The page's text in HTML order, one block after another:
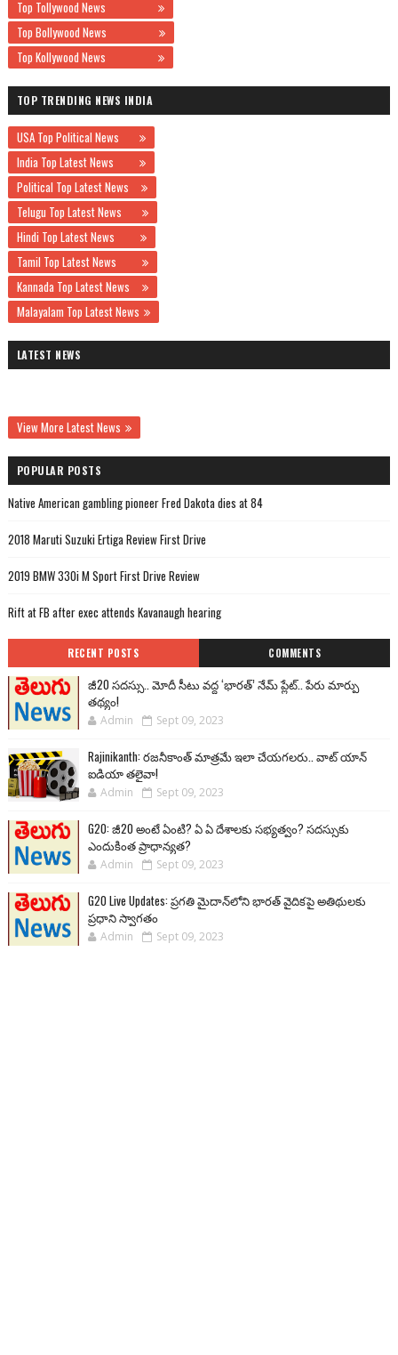
Top Tollywood News
Top Bollywood News
Top Kollywood News
TOP TRENDING NEWS INDIA
USA Top Political News
India Top Latest News
Political Top Latest News
Telugu Top Latest News
Hindi Top Latest News
Tamil Top Latest News
Kannada Top Latest News
Malayalam Top Latest News
LATEST NEWS
View More Latest News
POPULAR POSTS
Native American gambling pioneer Fred Dakota dies at 84
2018 Maruti Suzuki Ertiga Review First Drive
2019 BMW 330i M Sport First Drive Review
Rift at FB after exec attends Kavanaugh hearing
RECENT POSTS COMMENTS
జీ20 సదస్సు.. మోదీ సీటు వద్ద ‘భారత్’ నేమ్ ప్లేట్‌.. పేరు మార్పు
తథ్యం!
Admin Sept 09, 2023
Rajinikanth: రజనీకాంత్ మాత్రమే ఇలా చేయగలరు.. వాట్ యాన్
ఐడియా తలైవా!
Admin Sept 09, 2023
G20: జీ20 అంటే ఏంటి? ఏ ఏ దేశాలకు సభ్యత్వం? సదస్సుకు
ఎందుకింత ప్రాధాన్యత?
Admin Sept 09, 2023
G20 Live Updates: ప్రగతి మైదాన్‌లోని భారత్ వైదికపై అతిథులకు
ప్రధాని స్వాగతం
Admin Sept 09, 2023